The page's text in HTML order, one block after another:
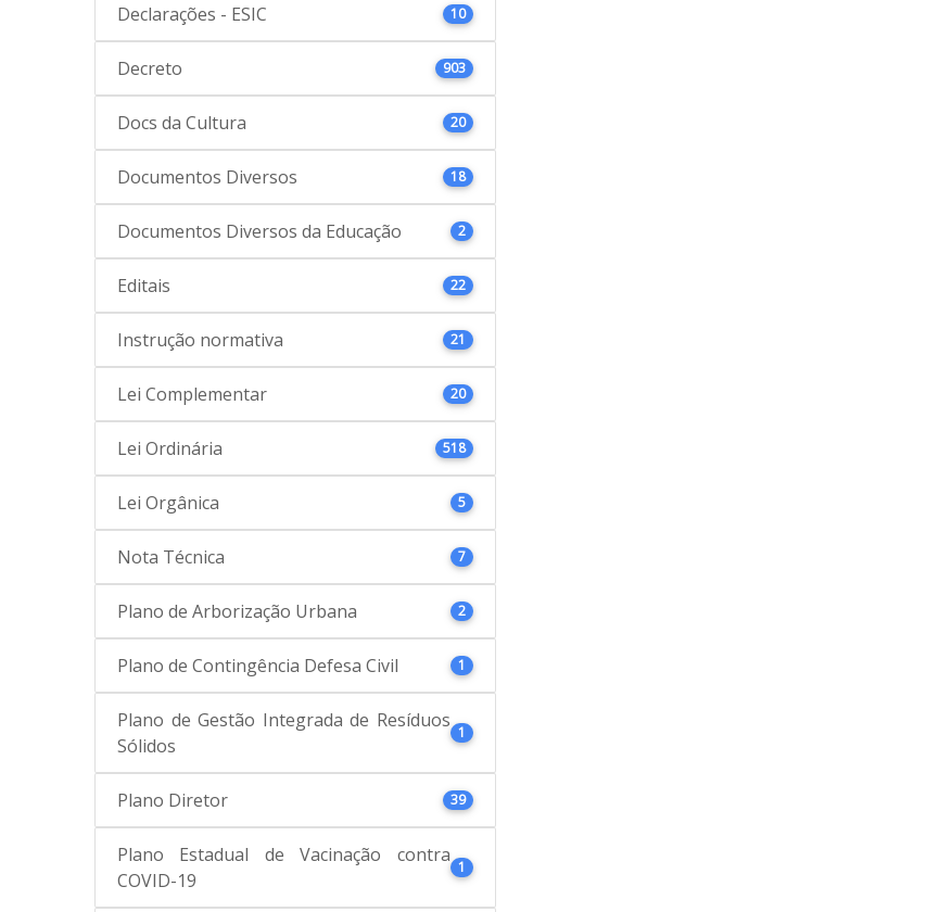
Declarações - ESIC 10
Decreto 903
Docs da Cultura 20
Documentos Diversos 18
Documentos Diversos da Educação 2
Editais 22
Instrução normativa 21
Lei Complementar 20
Lei Ordinária 518
Lei Orgânica 5
Nota Técnica 7
Plano de Arborização Urbana 2
Plano de Contingência Defesa Civil 1
Plano de Gestão Integrada de Resíduos
Sólidos
1
Plano Diretor 39
Plano Estadual de Vacinação contra
COVID-19
1